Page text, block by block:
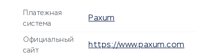
Платежная
система
Paxum
Официальный
сайт
https://www.paxum.com